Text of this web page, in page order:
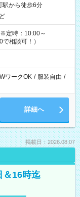
駅から徒歩6分
定時：10:00～
相談可！）
ワークOK / 服装自由 /
詳細へ
掲載日：2026.08.07
＆16時迄